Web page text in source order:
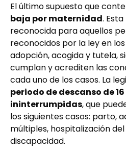
El último supuesto que
baja por maternidad.
reconocida para aquellos
reconocidos por la ley en
adopción, acogida y tutela,
cumplan y acrediten las
cada uno de los casos. La
periodo de descanso de
ininterrumpidas, que
los siguientes casos: parto,
múltiples, hospitalización
discapacidad.